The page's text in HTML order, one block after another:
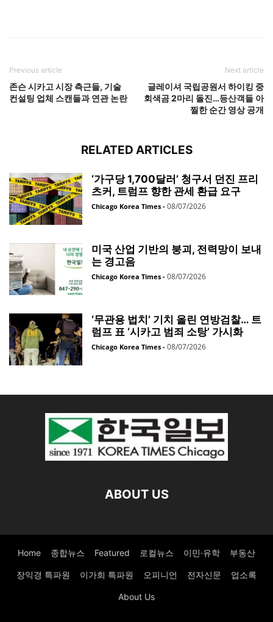
Previous article
존슨 시카고 시장 측근들, 기술
컨설팅 업체 스캔들과 연관 논란
Next article
글레이셔 국립공원서 하이킹 중
회색곰 2마리 돌진…등산객들 아
찔한 순간 영상 공개
RELATED ARTICLES
‘가구당 1,700달러’ 청구서 던진 프리
츠커, 트럼프 향한 관세 환급 요구
Chicago Korea Times - 08/07/2026
미국 산업 기반의 붕괴, 전력망이 보내
는 경고음
Chicago Korea Times - 08/07/2026
‘무관용 법치’ 기치 올린 연방검찰… 트
럼프 표 ‘시카고 범죄 소탕’ 가시화
Chicago Korea Times - 08/07/2026
ABOUT US
Home 종합뉴스 Featured 로컬뉴스 이민·유학 부동산
장익경 특파원 이가희 특파원 오피니언 전자신문 업소록
About Us